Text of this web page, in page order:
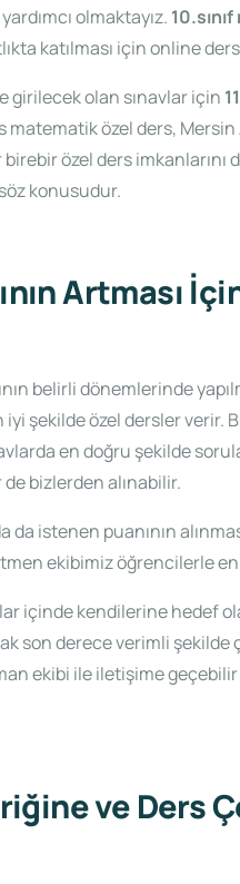
olmaktayız.
katılması için online
girilecek olan sınavlar için
matematik özel ders,
özel ders imkanlarını
konusudur.
Artması
belirli dönemlerinde
şekilde özel dersler verir.
en doğru şekilde
bizlerden alınabilir.
da istenen puanının
ekibimiz öğrencilerle
içinde kendilerine hedef
son derece verimli şekilde
ekibi ile iletişime
ve Ders